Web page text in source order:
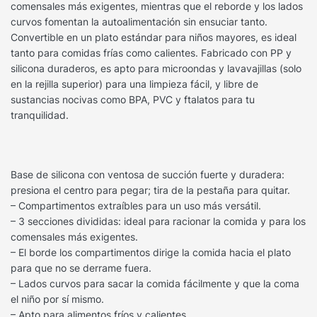
comensales más exigentes, mientras que el reborde y los lados
curvos fomentan la autoalimentación sin ensuciar tanto.
Convertible en un plato estándar para niños mayores, es ideal
tanto para comidas frías como calientes. Fabricado con PP y
silicona duraderos, es apto para microondas y lavavajillas (solo
en la rejilla superior) para una limpieza fácil, y libre de
sustancias nocivas como BPA, PVC y ftalatos para tu
tranquilidad.
Base de silicona con ventosa de succión fuerte y duradera:
presiona el centro para pegar; tira de la pestaña para quitar.
– Compartimentos extraíbles para un uso más versátil.
– 3 secciones divididas: ideal para racionar la comida y para los
comensales más exigentes.
– El borde los compartimentos dirige la comida hacia el plato
para que no se derrame fuera.
– Lados curvos para sacar la comida fácilmente y que la coma
el niño por sí mismo.
– Apto para alimentos fríos y calientes.